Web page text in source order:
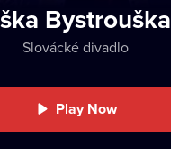
Bystrouška
Slovácké divadlo
Play Now